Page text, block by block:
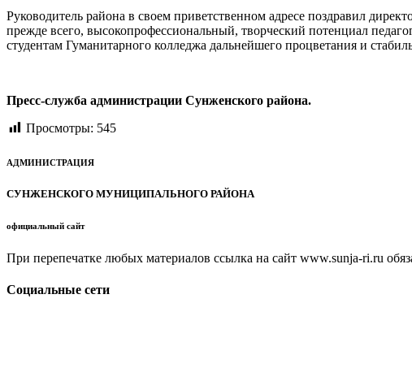
Руководитель района в своем приветственном адресе поздравил
прежде всего, высокопрофессиональный, творческий потенциал
студентам Гуманитарного колледжа дальнейшего процветания и
Пресс-служба администрации Сунженского района.
Просмотры: 545
АДМИНИСТРАЦИЯ
СУНЖЕНСКОГО МУНИЦИПАЛЬНОГО РАЙОНА
официальный сайт
При перепечатке любых материалов ссылка на сайт www.sunja-ri.ru
Социальные сети